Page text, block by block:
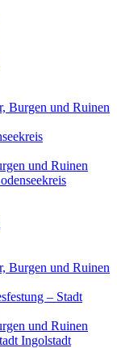
Burgen und Ruinen
und Ruinen
Burgen und Ruinen
– Stadt
und Ruinen
Ingolstadt